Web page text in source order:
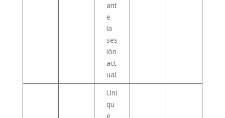
ant
e
la
ses
ión
act
ual.
Uni
qu
e